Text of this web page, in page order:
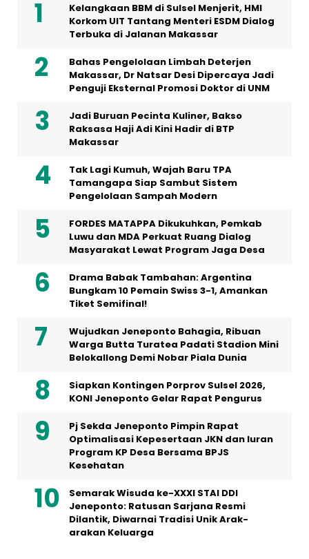
Kelangkaan BBM di Sulsel Menjerit, HMI
Korkom UIT Tantang Menteri ESDM Dialog
Terbuka di Jalanan Makassar
Bahas Pengelolaan Limbah Deterjen
Makassar, Dr Natsar Desi Dipercaya Jadi
Penguji Eksternal Promosi Doktor di UNM
Jadi Buruan Pecinta Kuliner, Bakso
Raksasa Haji Adi Kini Hadir di BTP
Makassar
Tak Lagi Kumuh, Wajah Baru TPA
Tamangapa Siap Sambut Sistem
Pengelolaan Sampah Modern
FORDES MATAPPA Dikukuhkan, Pemkab
Luwu dan MDA Perkuat Ruang Dialog
Masyarakat Lewat Program Jaga Desa
Drama Babak Tambahan: Argentina
Bungkam 10 Pemain Swiss 3-1, Amankan
Tiket Semifinal!
Wujudkan Jeneponto Bahagia, Ribuan
Warga Butta Turatea Padati Stadion Mini
Belokallong Demi Nobar Piala Dunia
Siapkan Kontingen Porprov Sulsel 2026,
KONI Jeneponto Gelar Rapat Pengurus
Pj Sekda Jeneponto Pimpin Rapat
Optimalisasi Kepesertaan JKN dan Iuran
Program KP Desa Bersama BPJS
Kesehatan
Semarak Wisuda ke-XXXI STAI DDI
Jeneponto: Ratusan Sarjana Resmi
Dilantik, Diwarnai Tradisi Unik Arak-
arakan Keluarga